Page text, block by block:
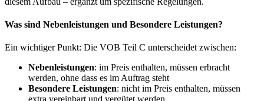
Was sind Nebenleistungen und Besondere Leistungen?
Ein wichtiger Punkt: Die VOB Teil C unterscheidet zwischen:
Nebenleistungen: im Preis enthalten, müssen erbracht
werden, ohne dass es im Auftrag steht
Besondere Leistungen: nicht im Preis enthalten, müssen
extra vereinbart und vergütet werden